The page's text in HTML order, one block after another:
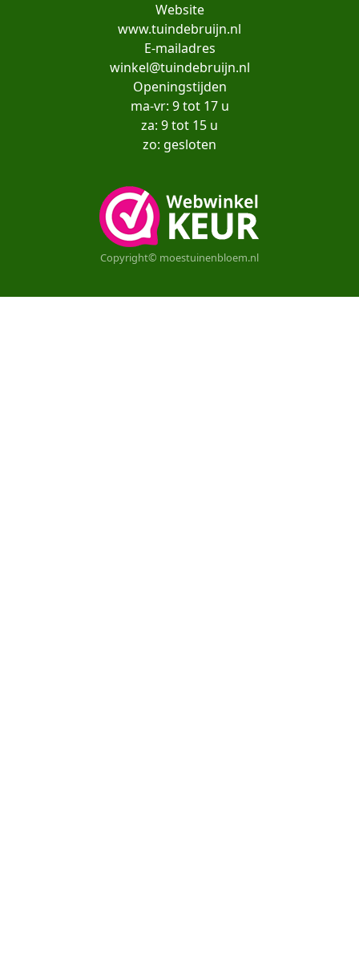
Website
www.tuindebruijn.nl
E-mailadres
winkel@tuindebruijn.nl
Openingstijden
ma-vr: 9 tot 17 u
za: 9 tot 15 u
zo: gesloten
Copyright© moestuinenbloem.nl